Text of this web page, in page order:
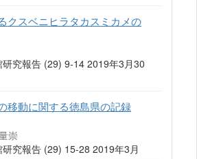
クスベニヒラタカスミカメの
究報告 (29) 9-14 2019年3月30
移動に関する徳島県の記録
崇
究報告 (29) 15-28 2019年3月